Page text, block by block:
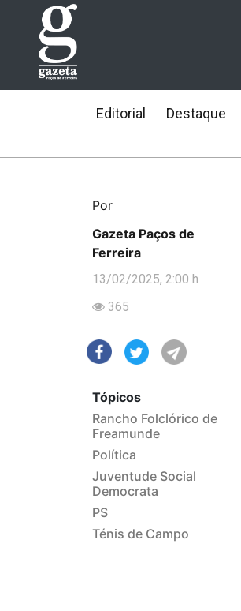
Editorial Destaque
Por
Gazeta Paços de
Ferreira
13/02/2025, 2:00 h
365
Tópicos
Rancho Folclórico de
Freamunde
Política
Juventude Social
Democrata
PS
Ténis de Campo